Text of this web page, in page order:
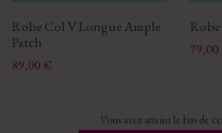
Robe Col V Longue Ample
Patch
Prix
89,00 €
Prix
Vous avez atteint le bas de